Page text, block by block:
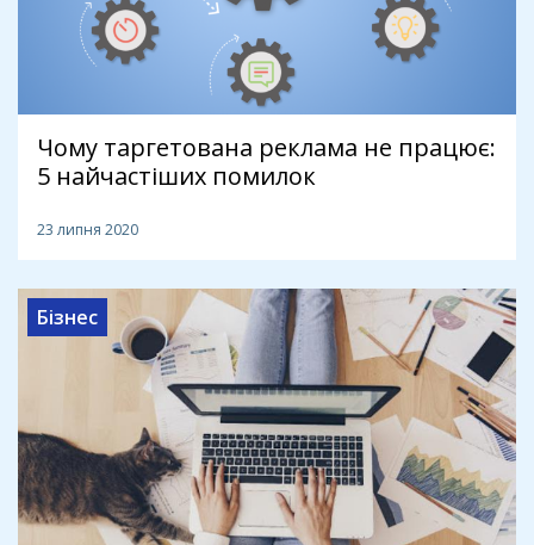
Чому таргетована реклама не працює:
5 найчастіших помилок
23 липня 2020
Бізнес